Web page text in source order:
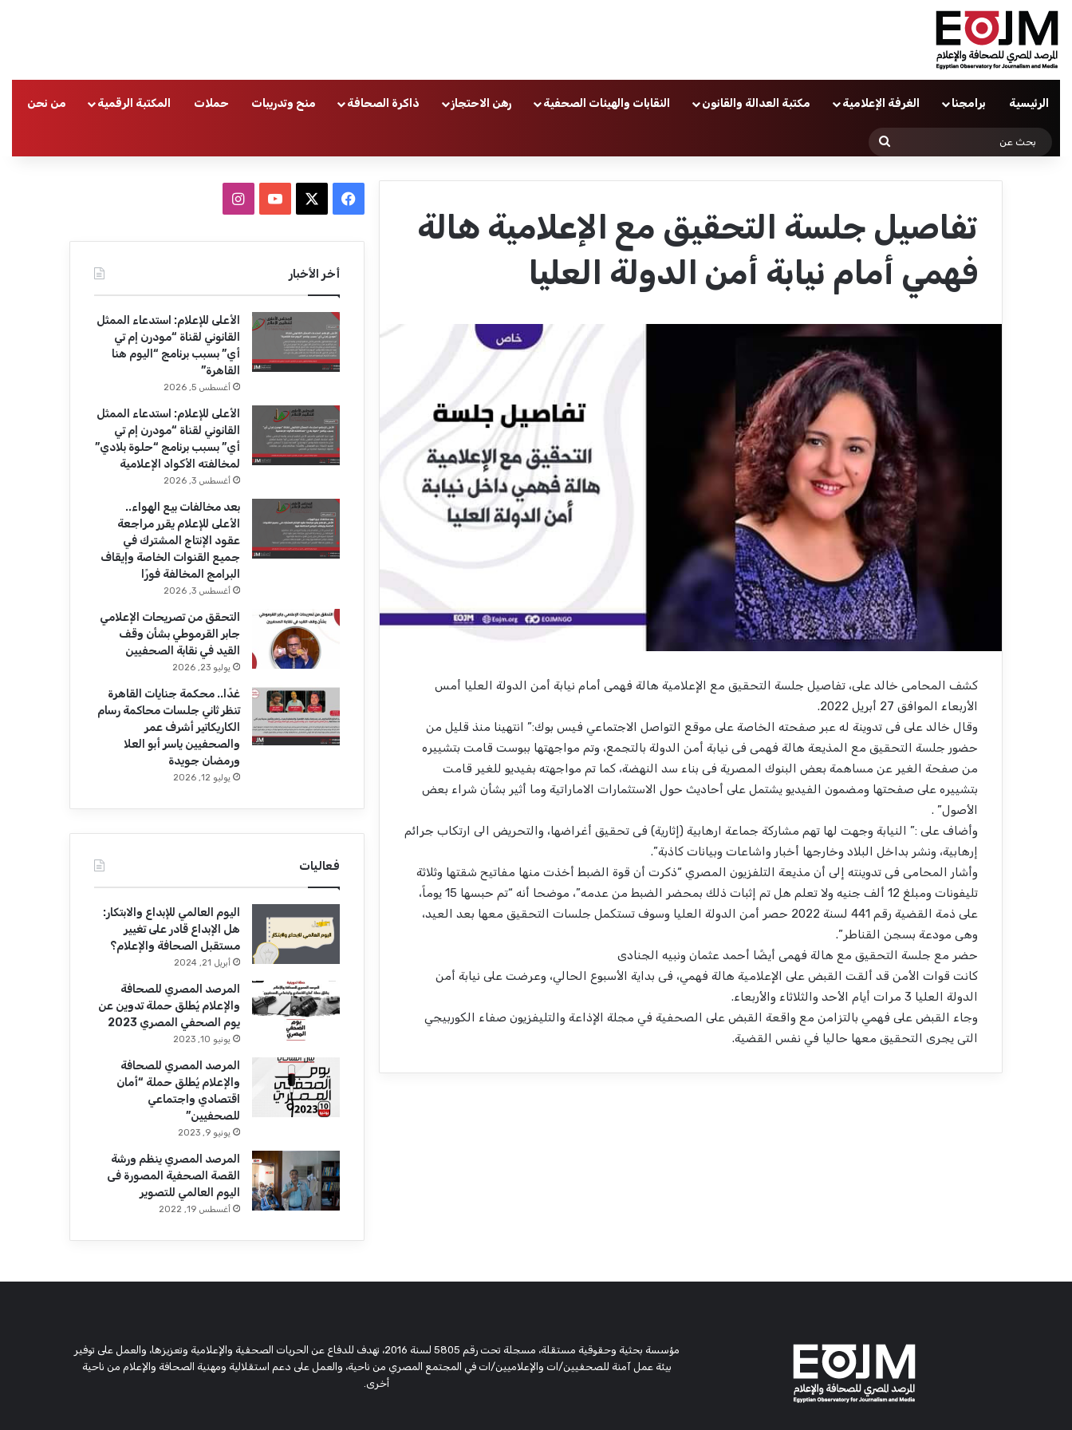
الرئيسية برامجنا الغرفة الإعلامية مكتبة العدالة والقانون النقابات والهيئات الصحفية رهن الاحتجاز ذاكرة الصحافة منح وتدريبات حملات المكتبة الرقمية من نحن
تفاصيل جلسة التحقيق مع الإعلامية هالة
فهمي أمام نيابة أمن الدولة العليا
كشف المحامى خالد على، تفاصيل جلسة التحقيق مع الإعلامية هالة فهمى أمام نيابة أمن الدولة العليا أمس
الأربعاء الموافق 27 أبريل 2022.
وقال خالد على فى تدوينة له عبر صفحته الخاصة على موقع التواصل الاجتماعي فيس بوك:” انتهينا منذ قليل من
حضور جلسة التحقيق مع المذيعة هالة فهمى فى نيابة أمن الدولة بالتجمع، وتم مواجهتها ببوست قامت بتشييره
من صفحة الغير عن مساهمة بعض البنوك المصرية فى بناء سد النهضة، كما تم مواجهته بفيديو للغير قامت
بتشييره على صفحتها ومضمون الفيديو يشتمل على أحاديث حول الاستثمارات الاماراتية وما أثير بشأن شراء بعض
الأصول” .
وأضاف على :” النيابة وجهت لها تهم مشاركة جماعة ارهابية (إثارية) فى تحقيق أغراضها، والتحريض الى ارتكاب جرائم
إرهابية، ونشر بداخل البلاد وخارجها أخبار واشاعات وبيانات كاذبة”.
وأشار المحامى فى تدوينته إلى أن مذيعة التلفزيون المصري “ذكرت أن قوة الضبط أخذت منها مفاتيح شقتها وثلاثة
تليفونات ومبلغ 12 ألف جنيه ولا تعلم هل تم إثبات ذلك بمحضر الضبط من عدمه”، موضحا أنه “تم حبسها 15 يوماً،
على ذمة القضية رقم 441 لسنة 2022 حصر أمن الدولة العليا وسوف تستكمل جلسات التحقيق معها بعد العيد،
وهى مودعة بسجن القناطر”.
حضر مع جلسة التحقيق مع هالة فهمى أيضًا أحمد عثمان ونبيه الجنادى
كانت قوات الأمن قد ألقت القبض على الإعلامية هالة فهمي، فى بداية الأسبوع الحالي، وعرضت على نيابة أمن
الدولة العليا 3 مرات أيام الأحد والثلاثاء والأربعاء.
وجاء القبض على فهمي بالتزامن مع واقعة القبض على الصحفية في مجلة الإذاعة والتليفزيون صفاء الكوربيجي
التى يجرى التحقيق معها حاليا في نفس القضية.
ب
و
ك
u
T
u
e
ا
ت
ق
ر
ا
م
أخر الأخبار
الأعلى للإعلام: استدعاء الممثل
القانوني لقناة “مودرن إم تي
أي” بسبب برنامج “اليوم هنا
القاهرة”
أغسطس 5, 2026
الأعلى للإعلام: استدعاء الممثل
القانوني لقناة “مودرن إم تي
أي” بسبب برنامج “حلوة بلادي”
لمخالفته الأكواد الإعلامية
أغسطس 3, 2026
بعد مخالفات بيع الهواء..
الأعلى للإعلام يقرر مراجعة
عقود الإنتاج المشترك في
جميع القنوات الخاصة وإيقاف
البرامج المخالفة فورًا
أغسطس 3, 2026
التحقق من تصريحات الإعلامي
جابر القرموطي بشأن وقف
القيد في نقابة الصحفيين
يوليو 23, 2026
غدًا.. محكمة جنايات القاهرة
تنظر ثاني جلسات محاكمة رسام
الكاريكاتير أشرف عمر
والصحفيين ياسر أبو العلا
ورمضان جويدة
يوليو 12, 2026
فعاليات
اليوم العالمي للإبداع والابتكار:
هل الإبداع قادر على تغيير
مستقبل الصحافة والإعلام؟
أبريل 21, 2024
المرصد المصري للصحافة
والإعلام يُطلق حملة تدوين عن
يوم الصحفي المصري 2023
يونيو 10, 2023
المرصد المصري للصحافة
والإعلام يُطلق حملة “أمان
اقتصادي واجتماعي
للصحفيين”
يونيو 9, 2023
المرصد المصري ينظم ورشة
القصة الصحفية المصورة فى
اليوم العالمي للتصوير
أغسطس 19, 2022
مؤسسة بحثية وحقوقية مستقلة، مسجلة تحت رقم 5805 لسنة 2016، تهدف للدفاع عن الحريات الصحفية والإعلامية وتعزيزها، والعمل على توفير
بيئة عمل آمنة للصحفيين/ات والإعلاميين/ات في المجتمع المصري من ناحية، والعمل على دعم استقلالية ومهنية الصحافة والإعلام من ناحية
أخرى.